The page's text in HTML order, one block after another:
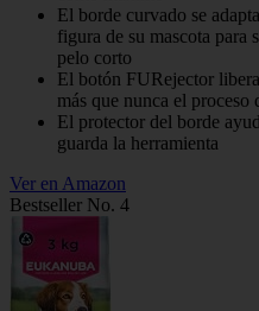
El borde curvado se
figura de su mascota para
pelo corto
El botón FURejector
más que nunca el
El protector del borde
guarda la herramienta
Ver en Amazon
Bestseller No. 4